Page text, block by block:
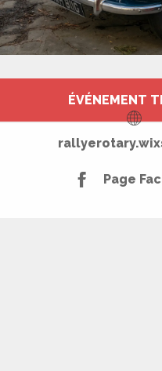
ÉVÉNEMENT
Page